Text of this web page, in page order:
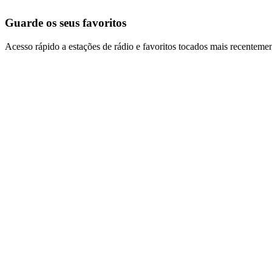
Guarde os seus favoritos
Acesso rápido a estações de rádio e favoritos tocados mais